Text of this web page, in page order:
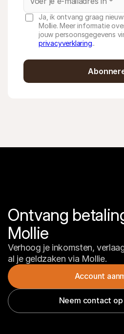
Ja, ik ontvang graag
Mollie. Meer informatie
jouw persoonsgegevens
privacyverklaring..
Ontvang
Mollie
Verhoog je inkomsten,
al je geldzaken via Mollie.
Account
Neem contact